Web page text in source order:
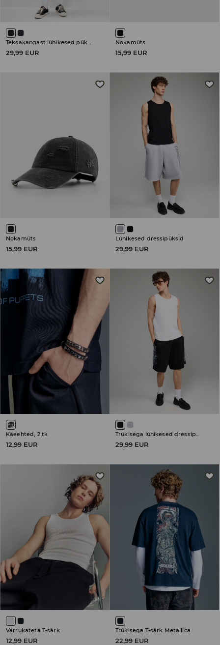
Teksakangast lühikesed püksid
29,99 EUR
Nokamüts
15,99 EUR
Nokamüts
15,99 EUR
Lühikesed dressipüksid
29,99 EUR
Käeehted, 2 tk
12,99 EUR
Trükisega lühikesed dressipüksid
29,99 EUR
Varrukateta T-särk
12,99 EUR
Trükisega T-särk Metallica
22,99 EUR